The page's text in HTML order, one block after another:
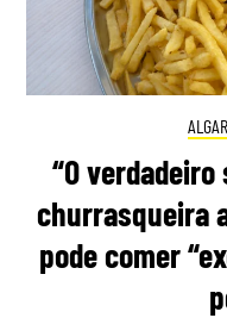
“O
churrasqueira
pode comer